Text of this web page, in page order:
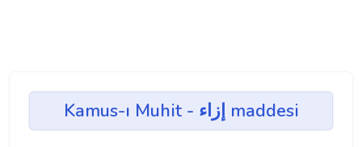
Kamus-ı Muhit - إزاء maddesi